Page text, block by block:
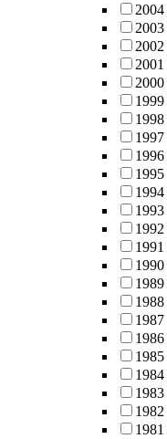
2004
2003
2002
2001
2000
1999
1998
1997
1996
1995
1994
1993
1992
1991
1990
1989
1988
1987
1986
1985
1984
1983
1982
1981